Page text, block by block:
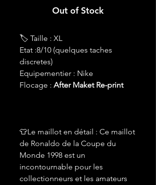
Out of Stock
🏷 Taille : XL
Etat :8/10 (quelques taches
discretes)
Equipementier : Nike
Flocage : After Maket Re-print
👕Le maillot en détail : Ce maillot
de Ronaldo de la Coupe du
Monde 1998 est un
incontournable pour les
collectionneurs et les amateurs